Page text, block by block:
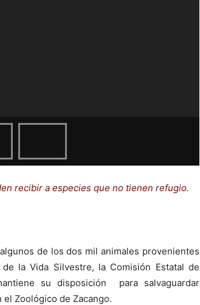
recibir a especies que no tienen refugio.
de los dos mil animales provenientes
la Vida Silvestre, la Comisión Estatal de
su disposición para salvaguardar
Zoológico de Zacango.